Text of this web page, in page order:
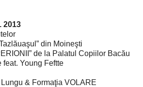
2013
din Moineşti
de la Palatul Copiilor Bacău
feat. Young Feftte
& Formaţia VOLARE